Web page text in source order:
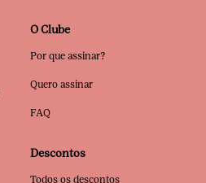
O Clube
Por que assinar?
Quero assinar
FAQ
Descontos
Todos os descontos